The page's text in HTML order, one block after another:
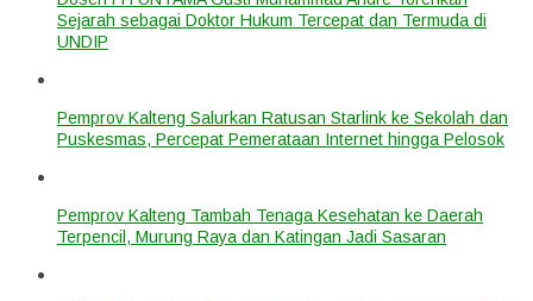
Sejarah sebagai Doktor Hukum Tercepat dan Termuda di
UNDIP
Pemprov Kalteng Salurkan Ratusan Starlink ke Sekolah dan
Puskesmas, Percepat Pemerataan Internet hingga Pelosok
Pemprov Kalteng Tambah Tenaga Kesehatan ke Daerah
Terpencil, Murung Raya dan Katingan Jadi Sasaran